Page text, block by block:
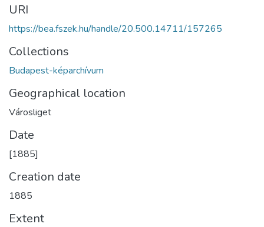
URI
https://bea.fszek.hu/handle/20.500.14711/157265
Collections
Budapest-képarchívum
Geographical location
Városliget
Date
[1885]
Creation date
1885
Extent